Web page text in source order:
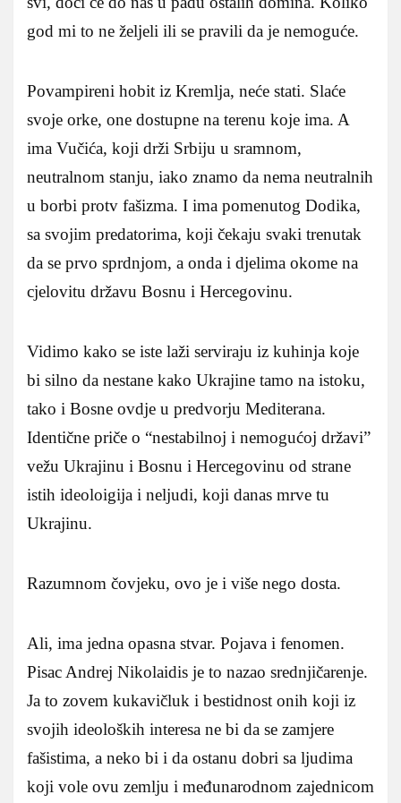
god mi to ne željeli ili se pravili da je nemoguće.
Povampireni hobit iz Kremlja, neće stati. Slaće
svoje orke, one dostupne na terenu koje ima. A
ima Vučića, koji drži Srbiju u sramnom,
neutralnom stanju, iako znamo da nema neutralnih
u borbi protv fašizma. I ima pomenutog Dodika,
sa svojim predatorima, koji čekaju svaki trenutak
da se prvo sprdnjom, a onda i djelima okome na
cjelovitu državu Bosnu i Hercegovinu.
Vidimo kako se iste laži serviraju iz kuhinja koje
bi silno da nestane kako Ukrajine tamo na istoku,
tako i Bosne ovdje u predvorju Mediterana.
Identične priče o “nestabilnoj i nemogućoj državi”
vežu Ukrajinu i Bosnu i Hercegovinu od strane
istih ideoloigija i neljudi, koji danas mrve tu
Ukrajinu.
Razumnom čovjeku, ovo je i više nego dosta.
Ali, ima jedna opasna stvar. Pojava i fenomen.
Pisac Andrej Nikolaidis je to nazao srednjičarenje.
Ja to zovem kukavičluk i bestidnost onih koji iz
svojih ideoloških interesa ne bi da se zamjere
fašistima, a neko bi i da ostanu dobri sa ljudima
koji vole ovu zemlju i međunarodnom zajednicom